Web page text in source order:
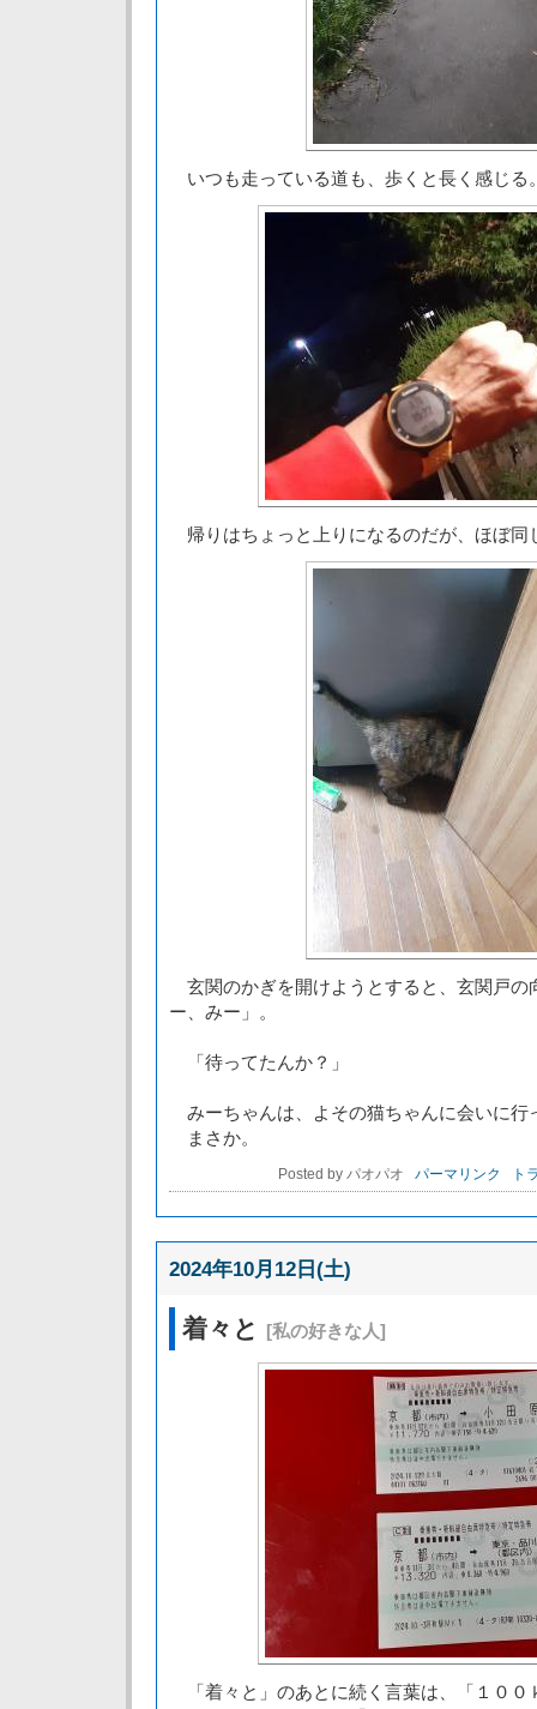
いつも走っている道も、歩くと長く感じる
帰りはちょっと上りになるのだが、ほぼ同
玄関のかぎを開けようとすると、玄関戸の
ー、みー」。
「待ってたんか？」
みーちゃんは、よその猫ちゃんに会いに行
まさか。
Posted by パオパオ パーマリンク ト
2024年10月12日(土)
着々と [私の好きな人]
「着々と」のあとに続く言葉は、「１００